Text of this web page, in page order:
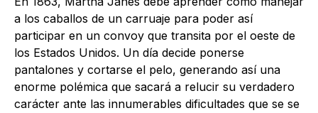
a los caballos de un carruaje para poder así
participar en un convoy que transita por el oeste de
los Estados Unidos. Un día decide ponerse
pantalones y cortarse el pelo, generando así una
enorme polémica que sacará a relucir su verdadero
carácter ante las innumerables dificultades que se se